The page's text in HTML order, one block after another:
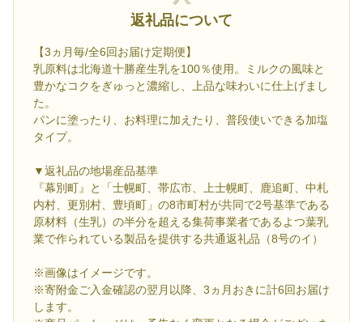
返礼品について
【3ヵ月毎/全6回お届け定期便】
乳原料は北海道十勝産生乳を100％使用。ミルクの風味と
豊かなコクをぎゅっと濃縮し、上品な味わいに仕上げまし
た。
パンに塗ったり、お料理に加えたり、普段使いできる加塩
タイプ。
▼返礼品の地場産品基準
『幕別町』と「士幌町、帯広市、上士幌町、鹿追町、中札
内村、更別村、豊頃町」の8市町村が共同で2号基準である
原材料（生乳）の半分を超える集荷事業者であるよつ葉乳
業で作られている製品を提供する共通返礼品（8号のイ）
※画像はイメージです。
※寄附金ご入金確認の翌月以降、3ヵ月おきに計6回お届け
します。